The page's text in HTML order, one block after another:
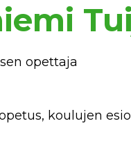
opettaja
koulujen